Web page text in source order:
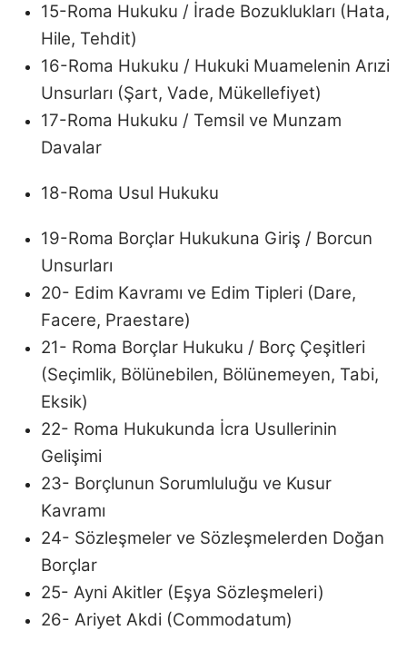
15-Roma Hukuku / İrade Bozuklukları (Hata,
Hile, Tehdit)
16-Roma Hukuku / Hukuki Muamelenin Arızi
Unsurları (Şart, Vade, Mükellefiyet)
17-Roma Hukuku / Temsil ve Munzam
Davalar
18-Roma Usul Hukuku
19-Roma Borçlar Hukukuna Giriş / Borcun
Unsurları
20- Edim Kavramı ve Edim Tipleri (Dare,
Facere, Praestare)
21- Roma Borçlar Hukuku / Borç Çeşitleri
(Seçimlik, Bölünebilen, Bölünemeyen, Tabi,
Eksik)
22- Roma Hukukunda İcra Usullerinin
Gelişimi
23- Borçlunun Sorumluluğu ve Kusur
Kavramı
24- Sözleşmeler ve Sözleşmelerden Doğan
Borçlar
25- Ayni Akitler (Eşya Sözleşmeleri)
26- Ariyet Akdi (Commodatum)